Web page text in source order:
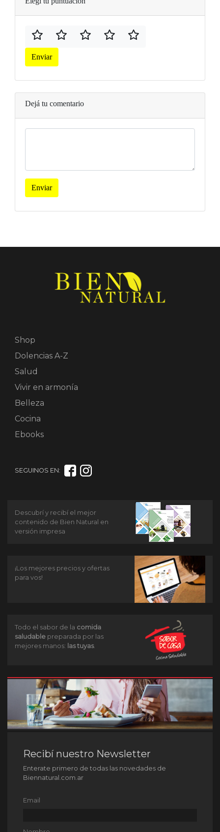
Enviar
Dejá tu comentario
Enviar
Shop
Dolencias A-Z
Salud
Vivir en armonía
Belleza
Cocina
Ebooks
SEGUINOS EN:
Descubrí y recibí el mejor
contenido de Bien Natural en
versión impresa
¡Los mejores precios y ofertas
para vos!
Todo el sabor de la comida
saludable preparada por las
mejores manos: las tuyas.
Recibí nuestro Newsletter
Enterate primero de todas las novedades de
Biennatural.com.ar
Email